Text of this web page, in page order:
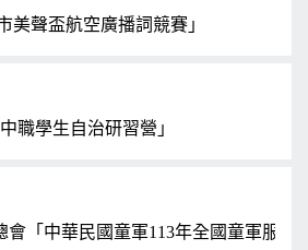
美聲盃航空廣播詞競賽」
職學生自治研習營」
會「中華民國童軍113年全國童軍服務